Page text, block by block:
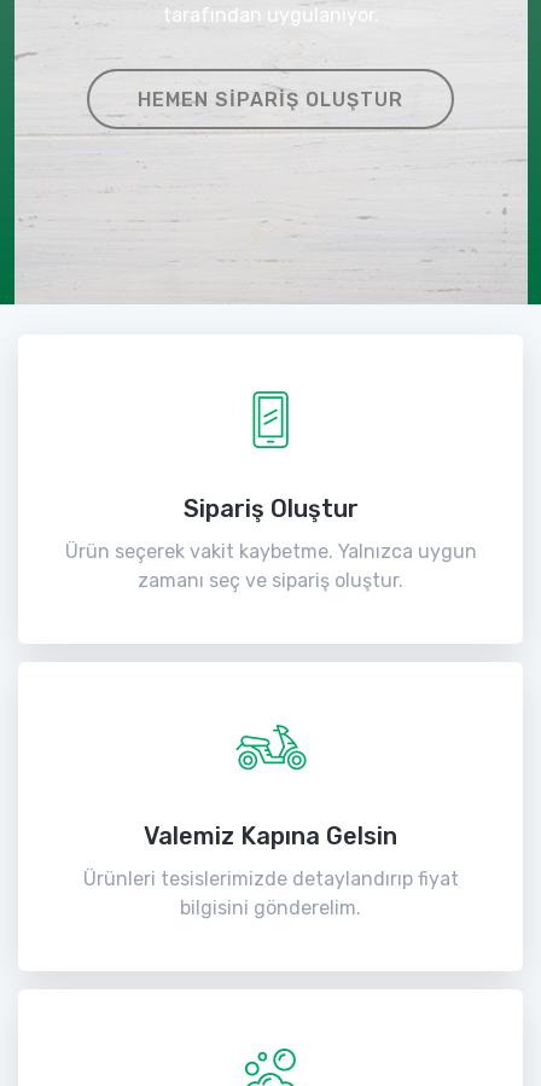
tarafından uygulanıyor.
HEMEN SIPARIŞ OLUŞTUR
Sipariş Oluştur
Ürün seçerek vakit kaybetme. Yalnızca uygun
zamanı seç ve sipariş oluştur.
Valemiz Kapına Gelsin
Ürünleri tesislerimizde detaylandırıp fiyat
bilgisini gönderelim.